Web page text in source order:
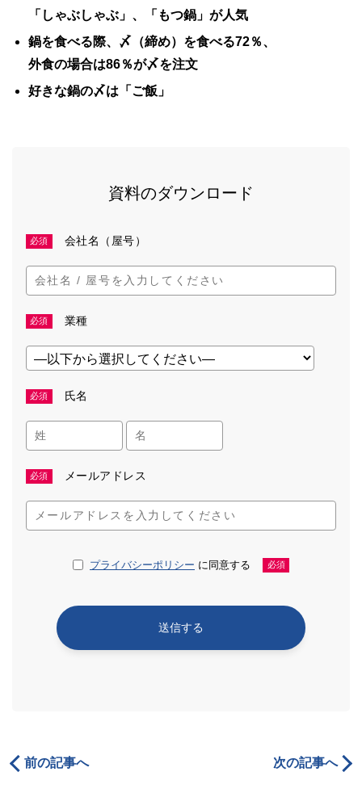
「しゃぶしゃぶ」、「もつ鍋」が人気
鍋を食べる際、〆（締め）を食べる72％、
外食の場合は86％が〆を注文
好きな鍋の〆は「ご飯」
資料のダウンロード
必須 会社名（屋号）
必須 業種
必須 氏名
必須 メールアドレス
プライバシーポリシー に同意する 必須
前の記事へ 次の記事へ